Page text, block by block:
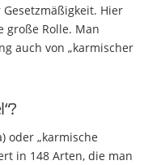
Hier
große Rolle. Man
auch von „karmischer
oder „karmische
in 148 Arten, die man